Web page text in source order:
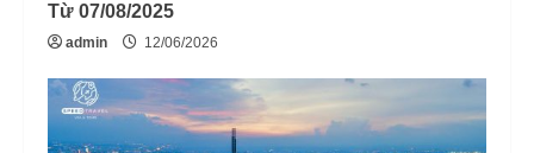
Từ 07/08/2025
admin 12/06/2026